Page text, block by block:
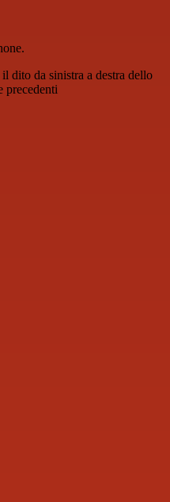
dito da sinistra a destra dello
precedenti